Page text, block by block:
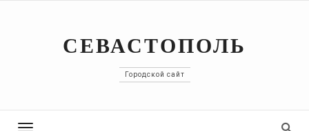
СЕВАСТОПОЛЬ
Городской сайт